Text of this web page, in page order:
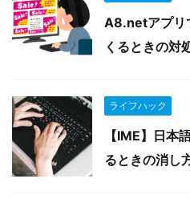
A8.netアプリ
くるときの対
ライフハック
【IME】日本
るときの消し